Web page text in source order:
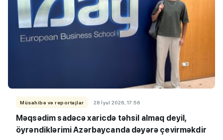
Müsahibə və reportajlar 28 İyul 2026, 17:56
Məqsədim sadəcə xaricdə təhsil almaq deyil,
öyrəndiklərimi Azərbaycanda dəyərə çevirməkdir